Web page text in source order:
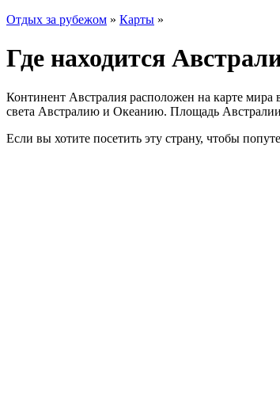
Отдых за рубежом » Карты »
Где находится
Континент Австралия расположен на карте
света Австралию и Океанию. Площадь Австралии
Если вы хотите посетить эту страну, чтобы